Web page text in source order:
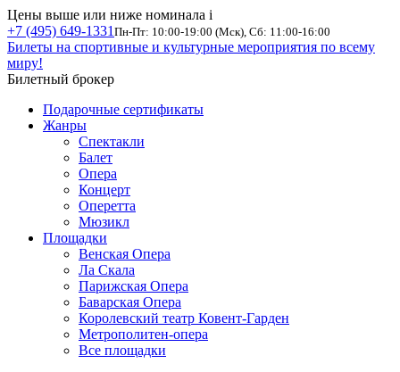
Цены выше или ниже номинала i
+7 (495) 649-1331 Пн-Пт: 10:00-19:00 (Мск), Сб: 11:00-16:00
Билеты на спортивные и культурные мероприятия по всему
миру!
Билетный брокер
Подарочные сертификаты
Жанры
Спектакли
Балет
Опера
Концерт
Оперетта
Мюзикл
Площадки
Венская Опера
Ла Скала
Парижская Опера
Баварская Опера
Королевский театр Ковент-Гарден
Метрополитен-опера
Все площадки